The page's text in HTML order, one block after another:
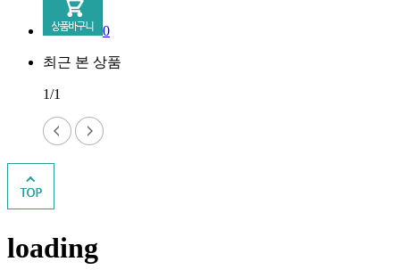
0
최근 본 상품
1/1
loading